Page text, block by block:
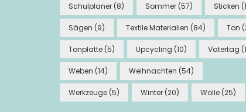
Schulplaner (8) Sommer (57) Sticken
Sägen (9) Textile Materialien (84) Ton
Tonplatte (5) Upcycling (10) Vatertag
Weben (14) Weihnachten (54)
Werkzeuge (5) Winter (20) Wolle (25)